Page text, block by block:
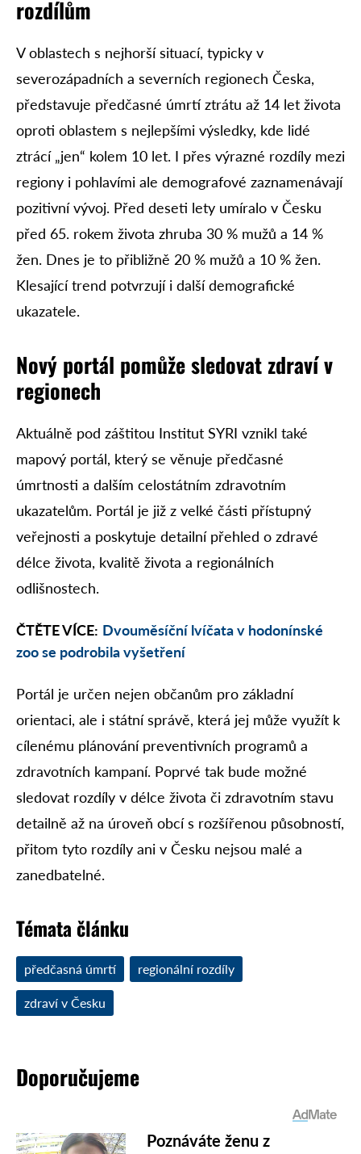
rozdílům
V oblastech s nejhorší situací, typicky v
severozápadních a severních regionech Česka,
představuje předčasné úmrtí ztrátu až 14 let života
oproti oblastem s nejlepšími výsledky, kde lidé
ztrácí „jen“ kolem 10 let. I přes výrazné rozdíly mezi
regiony i pohlavími ale demografové zaznamenávají
pozitivní vývoj. Před deseti lety umíralo v Česku
před 65. rokem života zhruba 30 % mužů a 14 %
žen. Dnes je to přibližně 20 % mužů a 10 % žen.
Klesající trend potvrzují i další demografické
ukazatele.
Nový portál pomůže sledovat zdraví v
regionech
Aktuálně pod záštitou Institut SYRI vznikl také
mapový portál, který se věnuje předčasné
úmrtnosti a dalším celostátním zdravotním
ukazatelům. Portál je již z velké části přístupný
veřejnosti a poskytuje detailní přehled o zdravé
délce života, kvalitě života a regionálních
odlišnostech.
ČTĚTE VÍCE: Dvouměsíční lvíčata v hodonínské
zoo se podrobila vyšetření
Portál je určen nejen občanům pro základní
orientaci, ale i státní správě, která jej může využít k
cílenému plánování preventivních programů a
zdravotních kampaní. Poprvé tak bude možné
sledovat rozdíly v délce života či zdravotním stavu
detailně až na úroveň obcí s rozšířenou působností,
přitom tyto rozdíly ani v Česku nejsou malé a
zanedbatelné.
Témata článku
předčasná úmrtí regionální rozdíly
zdraví v Česku
Doporučujeme